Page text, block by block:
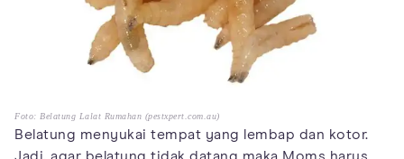
Foto: Belatung Lalat Rumahan (pestxpert.com.au)
Belatung menyukai tempat yang lembap dan kotor.